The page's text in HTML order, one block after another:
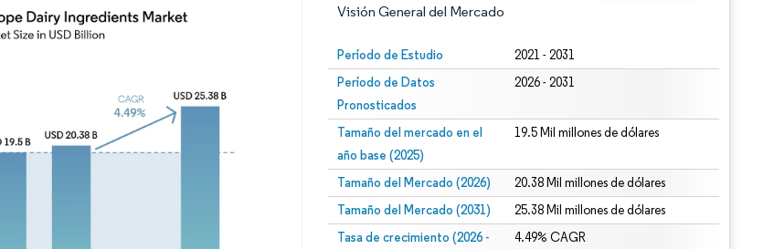
Visión General del Mercado
Período de Estudio 2021 - 2031
Período de Datos
Pronosticados
2026 - 2031
Tamaño del mercado en el
año base (2025)
19.5 Mil millones de dólares
Tamaño del Mercado (2026) 20.38 Mil millones de dólares
Tamaño del Mercado (2031) 25.38 Mil millones de dólares
Tasa de crecimiento (2026 -
4.49% CAGR
Imagen © Mordor Intelligence. El uso requiere atribución según CC BY 4.0.